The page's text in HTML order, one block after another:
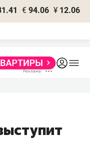
€ 94.06 ¥ 12.06